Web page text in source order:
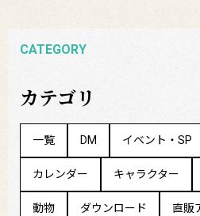
CATEGORY
カテゴリ
一覧 DM イベント・SP
カレンダー キャラクター
動物 ダウンロード 直販